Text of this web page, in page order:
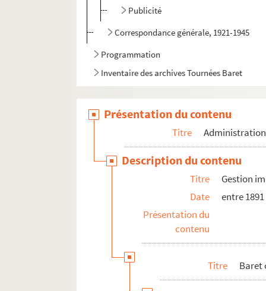
Publicité
Correspondance générale, 1921-1945
Programmation
Inventaire des archives Tournées Baret
Présentation du contenu
Titre Administration
Description du contenu
Titre
Gestion
Date
entre
Présentation du
contenu
Titre Baret